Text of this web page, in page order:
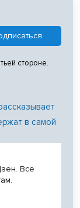
стороне.
в самой
Все